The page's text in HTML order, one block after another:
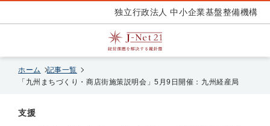
独立行政法人 中小企業基盤整備機構
ホーム
記事一覧
「九州まちづくり・商店街施策説明会」5月9日開催：九州経産局
支援